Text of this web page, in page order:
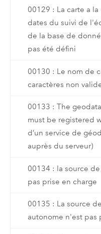
00129 : La carte a
dates du suivi de
de la base de
pas été défini
00130 : Le nom de
caractères non
00133 : The
must be registered
d’un service de
auprès du serveur)
00134 : la source
pas prise en charge
00135 : La source
autonome n'est pas